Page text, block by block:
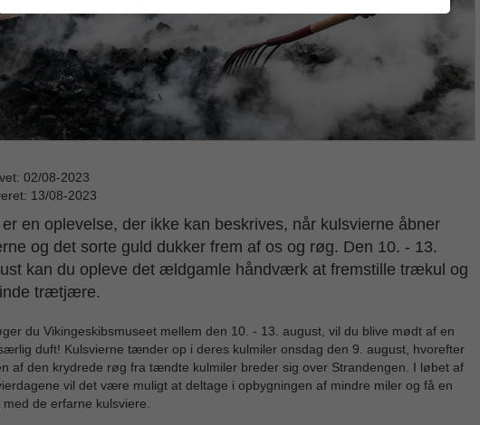
02/08-2023
13/08-2023
er en oplevelse, der ikke kan beskrives, når kulsvierne åbner
og det sorte guld dukker frem af os og røg. Den 10. - 13.
kan du opleve det ældgamle håndværk at fremstille trækul og
trætjære.
du Vikingeskibsmuseet mellem den 10. - 13. august, vil du blive mødt af en
duft! Kulsvierne tænder op i deres kulmiler onsdag den 9. august, hvorefter
af den krydrede røg fra tændte kulmiler breder sig over Strandengen. I løbet af
vil det være muligt at deltage i opbygningen af mindre miler og få en
med de erfarne kulsviere.